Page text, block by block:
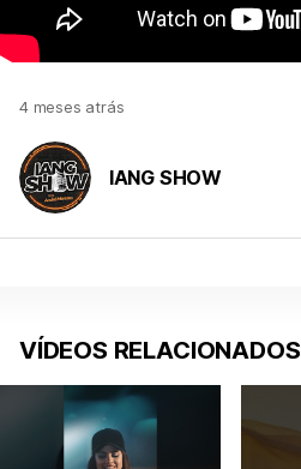
4 meses atrás
IANG SHOW
VÍDEOS RELACIONADOS